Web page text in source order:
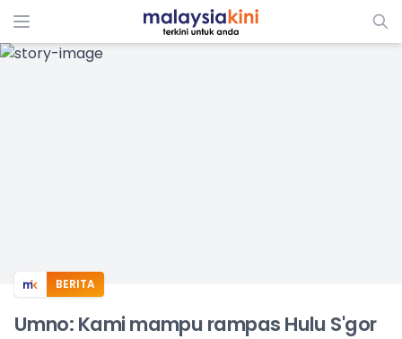
ADS
BERITA
Umno: Kami mampu rampas Hulu S'gor